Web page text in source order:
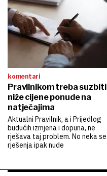
komentari
Pravilnikom treba suzbiti
niže cijene ponude na
natječajima
Aktualni Pravilnik, a i Prijedlog
budućih izmjena i dopuna, ne
rješava taj problem. No neka se
rješenja ipak nude